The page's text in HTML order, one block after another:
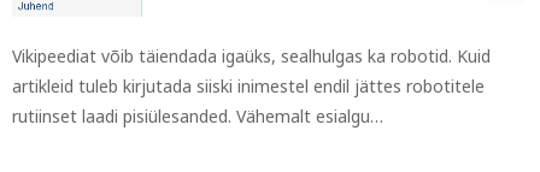
Vikipeediat võib täiendada igaüks, sealhulgas ka robotid. Kuid
artikleid tuleb kirjutada siiski inimestel endil jättes robotitele
rutiinset laadi pisiülesanded. Vähemalt esialgu…